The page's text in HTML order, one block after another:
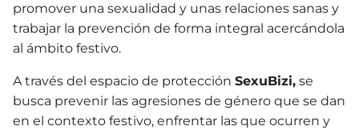
promover una sexualidad y unas relaciones sanas y
trabajar la prevención de forma integral acercándola
al ámbito festivo.
A través del espacio de protección SexuBizi, se
busca prevenir las agresiones de género que se dan
en el contexto festivo, enfrentar las que ocurren y